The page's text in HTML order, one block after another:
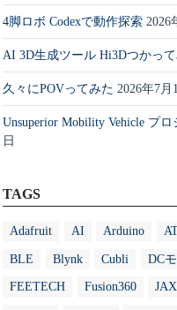
4脚ロボ Codexで動作探索 2026
AI 3D生成ツール Hi3Dつかっ
久々にPOVってみた 2026年7月
Unsuperior Mobility Vehicle プロ
日
TAGS
Adafruit AI Arduino
BLE Blynk Cubli DC
FEETECH Fusion360